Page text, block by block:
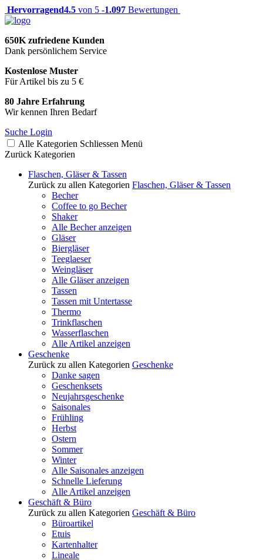
Hervorragend4.5 von 5 -1.097 Bewertungen
650K zufriedene Kunden
Dank persönlichem Service
Kostenlose Muster
Für Artikel bis zu 5 €
80 Jahre Erfahrung
Wir kennen Ihren Bedarf
Suche Login
Alle Kategorien Schliessen Menü
Zurück Kategorien
Flaschen, Gläser & Tassen
Zurück zu allen Kategorien Flaschen, Gläser & Tassen
Becher
Coffee to go Becher
Shaker
Alle Becher anzeigen
Gläser
Biergläser
Teeglaeser
Weingläser
Alle Gläser anzeigen
Tassen
Tassen mit Untertasse
Thermo
Trinkflaschen
Wasserflaschen
Alle Artikel anzeigen
Geschenke
Zurück zu allen Kategorien Geschenke
Danke sagen
Geschenksets
Neujahrsgeschenke
Saisonales
Frühling
Herbst
Ostern
Sommer
Winter
Alle Saisonales anzeigen
Schnelle Lieferung
Alle Artikel anzeigen
Geschäft & Büro
Zurück zu allen Kategorien Geschäft & Büro
Büroartikel
Etuis
Kartenhalter
Lineale